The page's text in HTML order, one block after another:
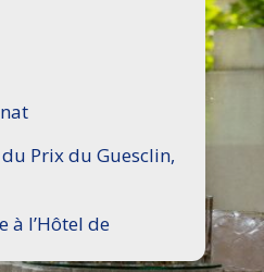
Prix du Guesclin,
à l’Hôtel de